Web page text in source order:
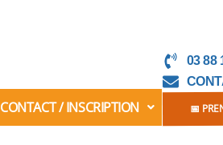
CONTACT / INSCRIPTION
03 88
📅